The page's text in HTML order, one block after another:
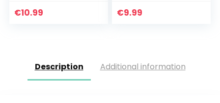
€10.99 €9.99
Description Additional information